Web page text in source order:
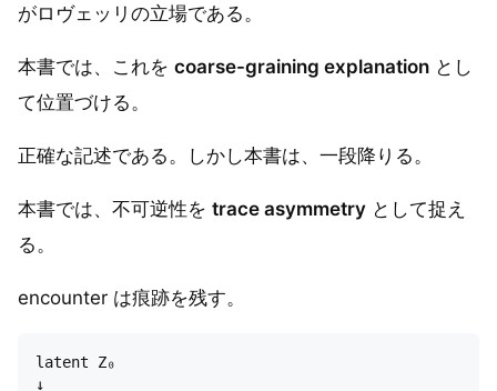
がロヴェッリの立場である。
本書では、これを coarse-graining explanation とし
て位置づける。
正確な記述である。しかし本書は、一段降りる。
本書では、不可逆性を trace asymmetry として捉え
る。
encounter は痕跡を残す。
latent Z₀
↓